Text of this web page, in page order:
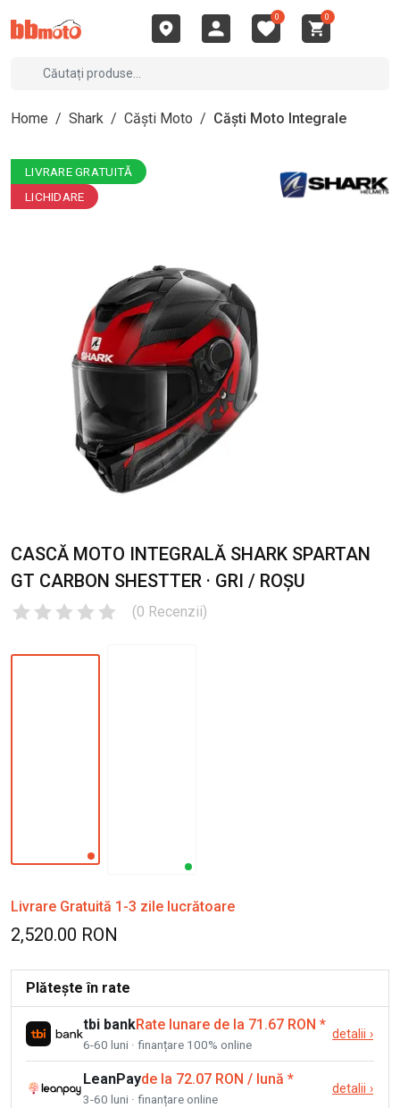
0 0
Home / Shark / Căști Moto / Căști Moto Integrale
LIVRARE GRATUITĂ
LICHIDARE
CASCĂ MOTO INTEGRALĂ SHARK SPARTAN
GT CARBON SHESTTER · GRI / ROȘU
(0 Recenzii)
Livrare Gratuită 1-3 zile lucrătoare
2,520.00 RON
Plătește în rate
tbi bankRate lunare de la 71.67 RON *
6-60 luni · finanțare 100% online
detalii ›
LeanPayde la 72.07 RON / lună *
3-60 luni · finanțare online
detalii ›